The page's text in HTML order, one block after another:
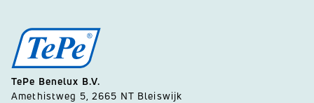
TePe Benelux B.V.
Amethistweg 5, 2665 NT Bleiswijk